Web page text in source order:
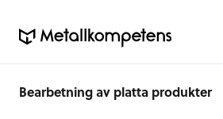
Bearbetning av platta produkter